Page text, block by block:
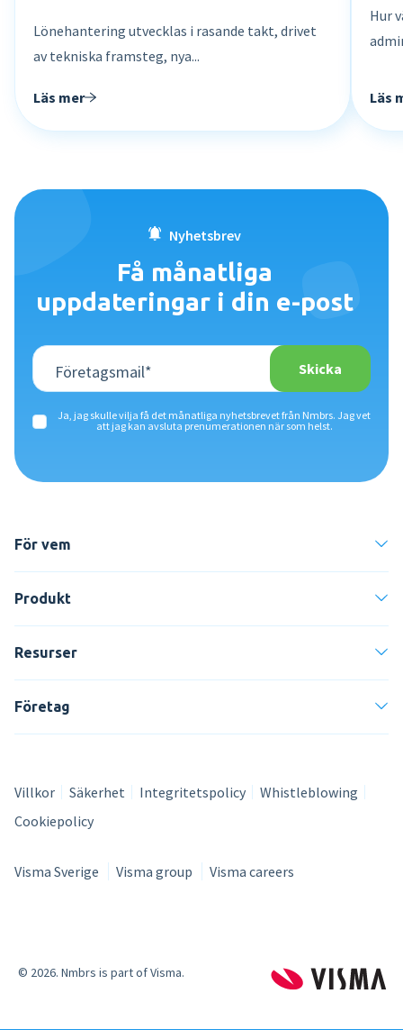
Lönehantering utvecklas i rasande takt, drivet
av tekniska framsteg, nya...
Läs mer
Hur
Läs
Nyhetsbrev
Få månatliga
uppdateringar i din e-post
Ja, jag skulle vilja få det månatliga nyhetsbrevet från Nmbrs. Jag vet
att jag kan avsluta prenumerationen när som helst.
För vem
Produkt
Resurser
Företag
Villkor Säkerhet Integritetspolicy
Whistleblowing
Cookiepolicy
Visma Sverige Visma group Visma careers
© 2026. Nmbrs is part of Visma.